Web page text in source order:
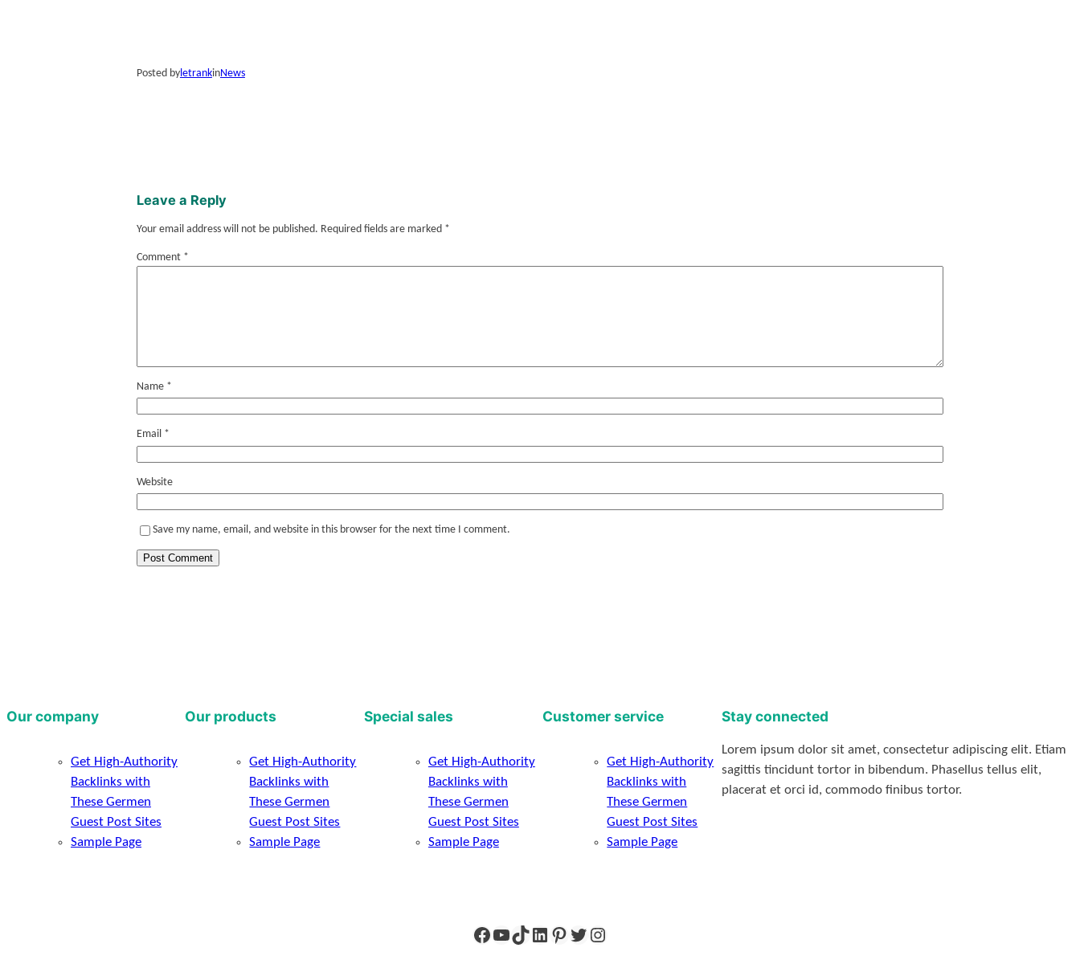
Posted byletrankinNews
Leave a Reply
Your email address will not be published. Required fields are marked *
Comment *
Name *
Email *
Website
Save my name, email, and website in this browser for the next time I comment.
Our company
Get High-Authority
Backlinks with
These Germen
Guest Post Sites
Sample Page
Our products
Get High-Authority
Backlinks with
These Germen
Guest Post Sites
Sample Page
Special sales
Get High-Authority
Backlinks with
These Germen
Guest Post Sites
Sample Page
Customer service
Get High-Authority
Backlinks with
These Germen
Guest Post Sites
Sample Page
Stay connected
Lorem ipsum dolor sit amet, consectetur adipiscing elit. Etiam
sagittis tincidunt tortor in bibendum. Phasellus tellus elit,
placerat et orci id, commodo finibus tortor.
Facebook
YouTube
TikTok
LinkedIn
Pinterest
Twitter
Instagram